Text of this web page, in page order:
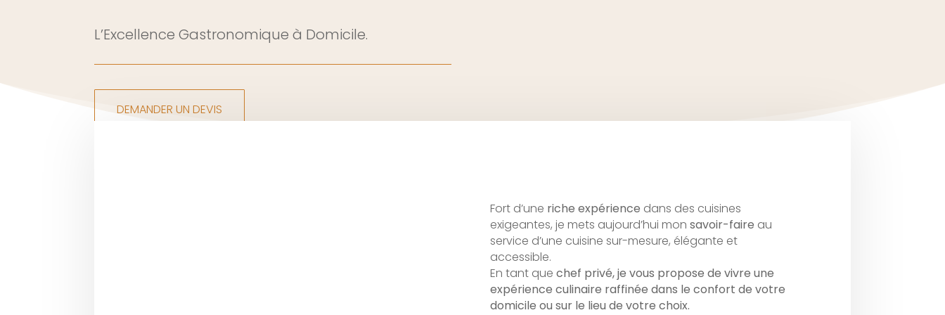
L’Excellence Gastronomique à Domicile.
DEMANDER UN DEVIS
Fort d’une riche expérience dans des cuisines
exigeantes, je mets aujourd’hui monsavoir-faire au
service d’une cuisine sur-mesure, élégante et
accessible.
En tant quechef privé, je vous propose de vivre une
expérience culinaire raffinée dans le confort de votre
domicile ou sur le lieu de votre choix.